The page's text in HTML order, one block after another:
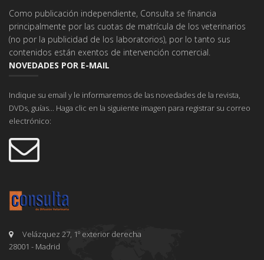
Como publicación independiente, Consulta se financia
principalmente por las cuotas de matrícula de los veterinarios
(no por la publicidad de los laboratorios), por lo tanto sus
contenidos están exentos de intervención comercial.
NOVEDADES POR E-MAIL
Indique su email y le informaremos de las novedades de la revista,
DVDs, guías... Haga clic en la siguiente imagen para registrar su correo
electrónico:
Velázquez 27, 1º exterior derecha
28001 - Madrid